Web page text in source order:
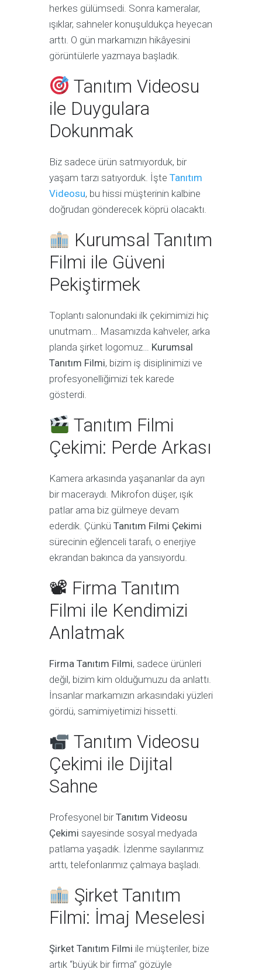
herkes gülümsedi. Sonra kameralar,
ışıklar, sahneler konuşuldukça heyecan
arttı. O gün markamızın hikâyesini
görüntülerle yazmaya başladık.
Tanıtım Videosu
ile Duygulara
Dokunmak
Biz sadece ürün satmıyorduk, bir
yaşam tarzı satıyorduk. İşte Tanıtım
Videosu, bu hissi müşterinin kalbine
doğrudan gönderecek köprü olacaktı.
Kurumsal Tanıtım
Filmi ile Güveni
Pekiştirmek
Toplantı salonundaki ilk çekimimizi hiç
unutmam… Masamızda kahveler, arka
planda şirket logomuz… Kurumsal
Tanıtım Filmi, bizim iş disiplinimizi ve
profesyonelliğimizi tek karede
gösterdi.
Tanıtım Filmi
Çekimi: Perde Arkası
Kamera arkasında yaşananlar da ayrı
bir maceraydı. Mikrofon düşer, ışık
patlar ama biz gülmeye devam
ederdik. Çünkü Tanıtım Filmi Çekimi
sürecinin eğlenceli tarafı, o enerjiye
ekrandan bakınca da yansıyordu.
📽 Firma Tanıtım
Filmi ile Kendimizi
Anlatmak
Firma Tanıtım Filmi, sadece ürünleri
değil, bizim kim olduğumuzu da anlattı.
İnsanlar markamızın arkasındaki yüzleri
gördü, samimiyetimizi hissetti.
Tanıtım Videosu
Çekimi ile Dijital
Sahne
Profesyonel birTanıtım Videosu
Çekimi sayesinde sosyal medyada
patlama yaşadık. İzlenme sayılarımız
arttı, telefonlarımız çalmaya başladı.
Şirket Tanıtım
Filmi: İmaj Meselesi
Şirket Tanıtım Filmi ile müşteriler, bize
artık “büyük bir firma” gözüyle